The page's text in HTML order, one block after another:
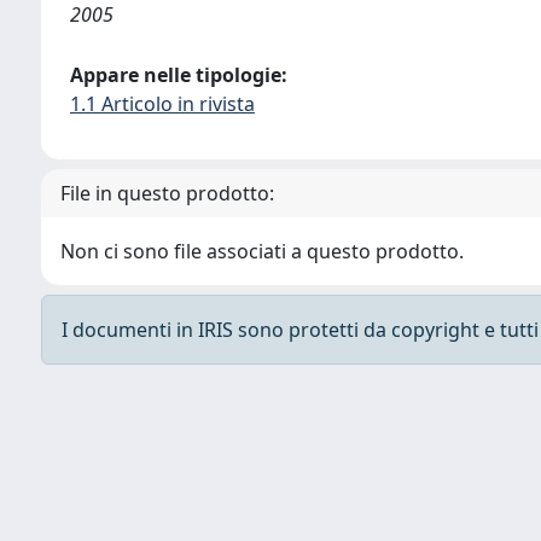
2005
Appare nelle tipologie:
1.1 Articolo in rivista
File in questo prodotto:
Non ci sono file associati a questo prodotto.
I documenti in IRIS sono protetti da copyright e